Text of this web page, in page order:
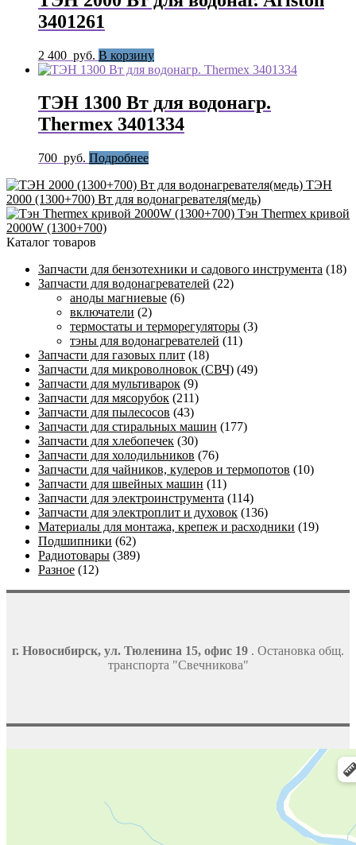
3401261
2 400 руб. В корзину
ТЭН 1300 Вт для водонагр.
Thermex 3401334
700 руб. Подробнее
ТЭН
2000 (1300+700) Вт для водонагревателя(медь)
Тэн Thermex кривой
2000W (1300+700)
Каталог товаров
Запчасти для бензотехники и садового инструмента (18)
Запчасти для водонагревателей (22)
аноды магниевые (6)
включатели (2)
термостаты и терморегуляторы (3)
тэны для водонагревателей (11)
Запчасти для газовых плит (18)
Запчасти для микроволновок (СВЧ) (49)
Запчасти для мультиварок (9)
Запчасти для мясорубок (211)
Запчасти для пылесосов (43)
Запчасти для стиральных машин (177)
Запчасти для хлебопечек (30)
Запчасти для холодильников (76)
Запчасти для чайников, кулеров и термопотов (10)
Запчасти для швейных машин (11)
Запчасти для электроинструмента (114)
Запчасти для электроплит и духовок (136)
Материалы для монтажа, крепеж и расходники (19)
Подшипники (62)
Радиотовары (389)
Разное (12)
г. Новосибирск, ул. Тюленина 15, офис 19 . Остановка общ.
транспорта "Свечникова"